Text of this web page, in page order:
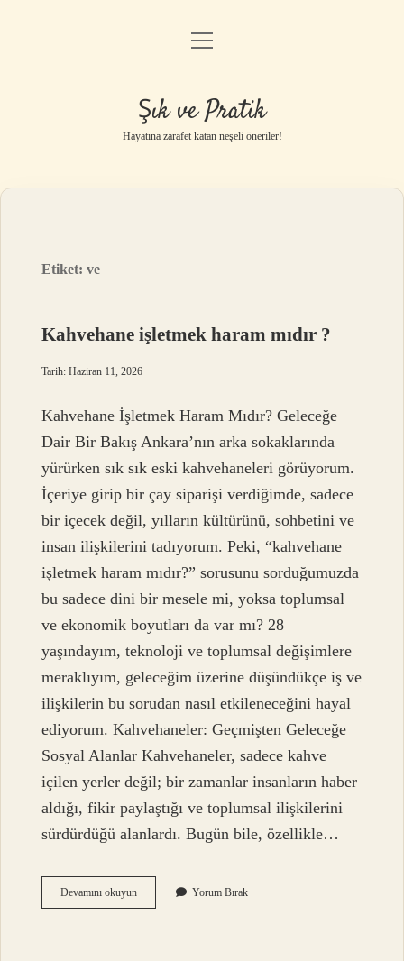
Anasayfa
Yasal Uyarı
menüyü
Şık ve Pratik
Hayatına zarafet katan neşeli öneriler!
Etiket:ve
Kahvehane işletmek haram mıdır ?
Tarih: Haziran 11, 2026
Kahvehane İşletmek Haram Mıdır? Geleceğe
Dair Bir Bakış Ankara’nın arka sokaklarında
yürürken sık sık eski kahvehaneleri görüyorum.
İçeriye girip bir çay siparişi verdiğimde, sadece
bir içecek değil, yılların kültürünü, sohbetini ve
insan ilişkilerini tadıyorum. Peki, “kahvehane
işletmek haram mıdır?” sorusunu sorduğumuzda
bu sadece dini bir mesele mi, yoksa toplumsal
ve ekonomik boyutları da var mı? 28
yaşındayım, teknoloji ve toplumsal değişimlere
meraklıyım, geleceğim üzerine düşündükçe iş ve
ilişkilerin bu sorudan nasıl etkileneceğini hayal
ediyorum. Kahvehaneler: Geçmişten Geleceğe
Sosyal Alanlar Kahvehaneler, sadece kahve
içilen yerler değil; bir zamanlar insanların haber
aldığı, fikir paylaştığı ve toplumsal ilişkilerini
sürdürdüğü alanlardı. Bugün bile, özellikle…
Devamını okuyunKahvehane
işletmek
Yorum Bırak